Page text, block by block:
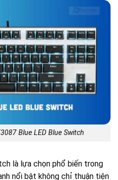
Blue LED Blue Switch
là lựa chọn phổ biến trong
nổi bật không chỉ thuận tiện